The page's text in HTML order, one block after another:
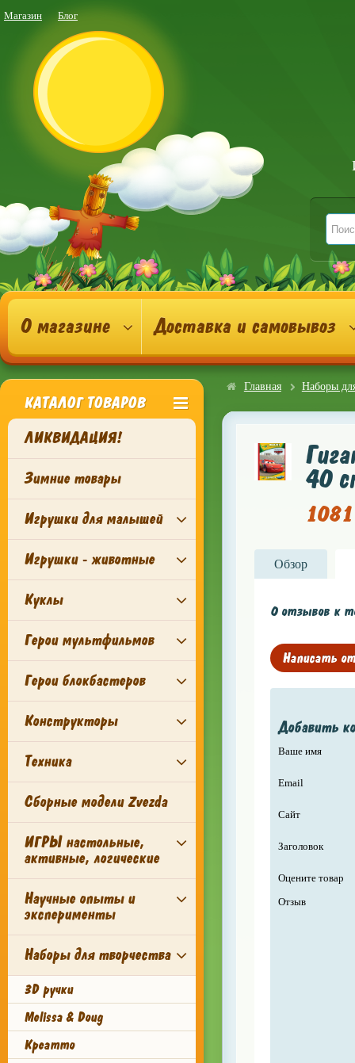
Магазин Блог
О магазине Доставка и самовывоз
КАТАЛОГ ТОВАРОВ
ЛИКВИДАЦИЯ!
Зимние товары
Игрушки для малышей
Игрушки - животные
Куклы
Герои мультфильмов
Герои блокбастеров
Конструкторы
Техника
Сборные модели Zvezda
ИГРЫ настольные,
активные, логические
Научные опыты и
эксперименты
Наборы для творчества
3D ручки
Melissa & Doug
Креатто
Главная Наборы
40
Обзор
0 отзывов к
Написать
Добавить
Ваше имя
Email
Сайт
Заголовок
Оцените товар
Отзыв